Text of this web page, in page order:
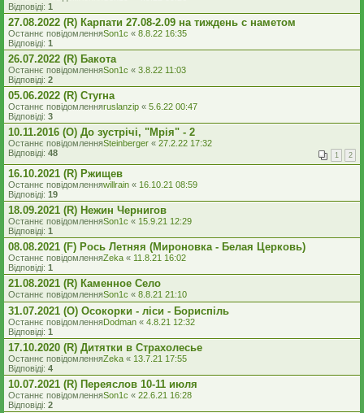
Відповіді: 1
27.08.2022 (R) Карпати 27.08-2.09 на тиждень с наметом
Останнє повідомленняSon1c « 8.8.22 16:35
Відповіді: 1
26.07.2022 (R) Бакота
Останнє повідомленняSon1c « 3.8.22 11:03
Відповіді: 2
05.06.2022 (R) Стугна
Останнє повідомленняruslanzip « 5.6.22 00:47
Відповіді: 3
10.11.2016 (O) До зустрічі, "Мрія" - 2
Останнє повідомленняSteinberger « 27.2.22 17:32
Відповіді: 48 1 2
16.10.2021 (R) Ржищев
Останнє повідомленняwillrain « 16.10.21 08:59
Відповіді: 19
18.09.2021 (R) Нежин Чернигов
Останнє повідомленняSon1c « 15.9.21 12:29
Відповіді: 1
08.08.2021 (F) Рось Летняя (Мироновка - Белая Церковь)
Останнє повідомленняZeka « 11.8.21 16:02
Відповіді: 1
21.08.2021 (R) Каменное Село
Останнє повідомленняSon1c « 8.8.21 21:10
31.07.2021 (O) Осокорки - ліси - Бориспіль
Останнє повідомленняDodman « 4.8.21 12:32
Відповіді: 1
17.10.2020 (R) Дитятки в Страхолесье
Останнє повідомленняZeka « 13.7.21 17:55
Відповіді: 4
10.07.2021 (R) Переяслов 10-11 июля
Останнє повідомленняSon1c « 22.6.21 16:28
Відповіді: 2